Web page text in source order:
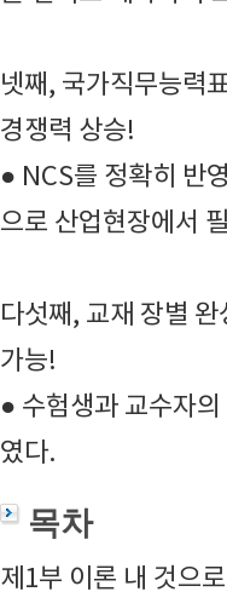
넷째, 국가직무능
경쟁력 상승!
● NCS를 정확히 반
으로 산업현장에서
다섯째, 교재 장별
가능!
● 수험생과 교수자
였다.
목차
제1부 이론 내 것으